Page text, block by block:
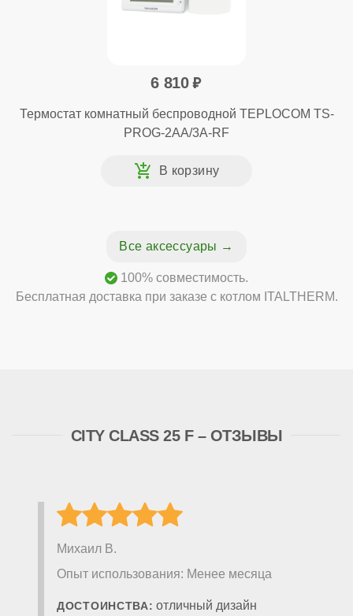
6 810
Термостат комнатный беспроводной TEPLOCOM TS-
PROG-2AA/3A-RF
Все аксессуары
100% совместимость.
Бесплатная доставка при заказе с котлом ITALTHERM.
CITY CLASS 25 F – ОТЗЫВЫ
Михаил В.
Опыт использования: Менее месяца
ДОСТОИНСТВА: отличный дизайн